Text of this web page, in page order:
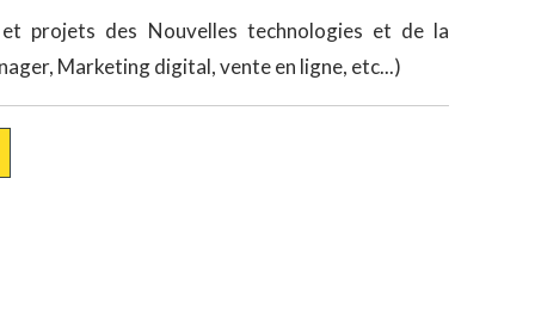
projets des Nouvelles technologies et de la
Marketing digital, vente en ligne, etc...)